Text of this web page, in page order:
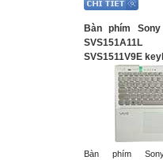
Bàn phím Sony
SVS1511V9E
Bàn phím